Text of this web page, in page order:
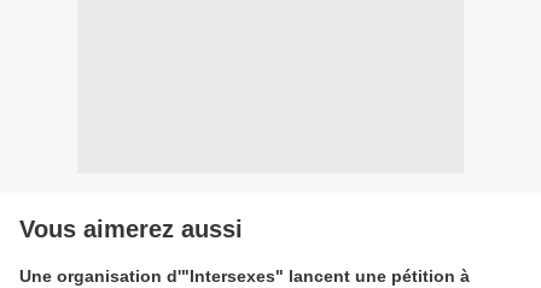
Vous aimerez aussi
Une organisation d'"Intersexes" lancent une pétition à